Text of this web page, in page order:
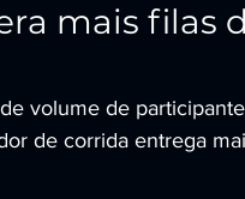
mais filas
volume de
de corrida entrega